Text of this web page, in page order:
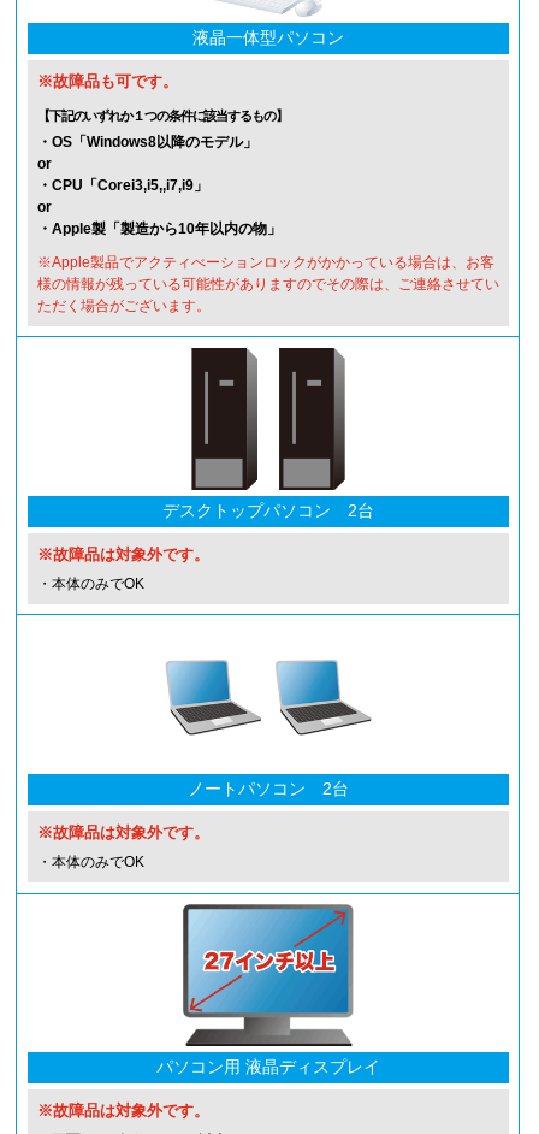
液晶一体型パソコン
※故障品も可です。
【下記のいずれか１つの条件に該当するもの】
・OS「Windows8以降のモデル」
or
・CPU「Corei3,i5,,i7,i9」
or
・Apple製「製造から10年以内の物」
※Apple製品でアクティべーションロックがかかっている場合は、お客
様の情報が残っている可能性がありますのでその際は、ご連絡させてい
ただく場合がございます。
デスクトップパソコン 2台
※故障品は対象外です。
・本体のみでOK
ノートパソコン 2台
※故障品は対象外です。
・本体のみでOK
パソコン用 液晶ディスプレイ
※故障品は対象外です。